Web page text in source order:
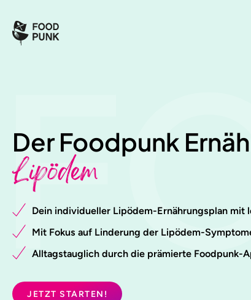
Der Foodpunk
Lipödem
Dein individueller Lipödem-Ernährungsplan mit
Mit Fokus auf Linderung der Lipödem-
Alltagstauglich durch die prämierte Foodpunk-
JETZT STARTEN!